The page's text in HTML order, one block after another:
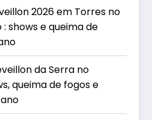
2026 em Torres no
shows e queima de
da Serra no
queima de fogos e